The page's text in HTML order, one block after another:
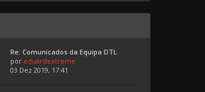
Re: Comunicados da Equipa DTL
por eduardextreme
03 Dez 2019, 17:41